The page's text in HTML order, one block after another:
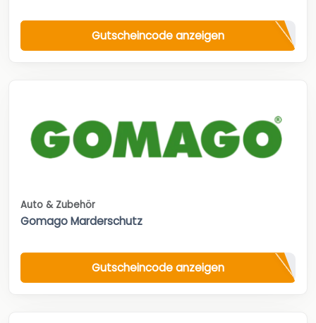
Gutscheincode anzeigen
Auto & Zubehör
Gomago Marderschutz
Gutscheincode anzeigen